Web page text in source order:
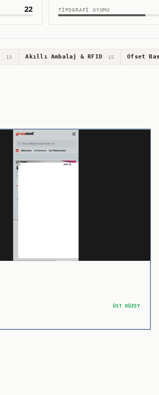
22 TIPOGRAFI UYUMU
15 Akıllı Ambalaj & RFID 15 Ofset
ÜST DÜZEY